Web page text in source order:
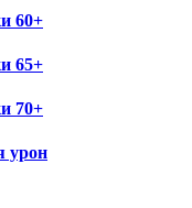
60+
65+
70+
урон